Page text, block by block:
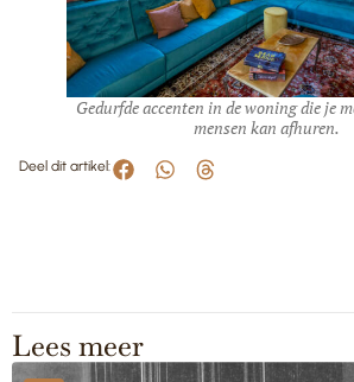
Gedurfde accenten in de woning die je
mensen kan afhuren.
Deel dit artikel:
Lees meer